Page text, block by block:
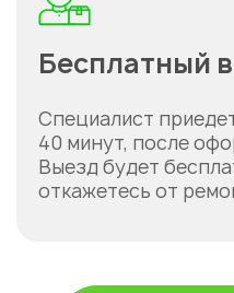
Бесплатный
Специалист
40 минут, после
Выезд будет
откажетесь от